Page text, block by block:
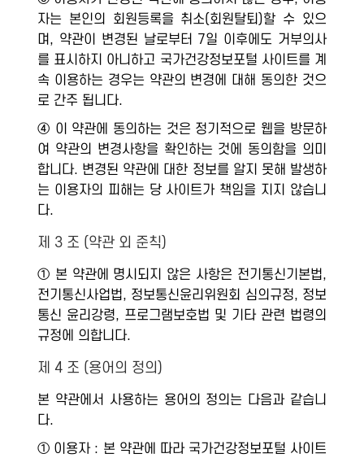
자는 본인의 회원등록을 취소(회원탈퇴)할 수 있으
며, 약관이 변경된 날로부터 7일 이후에도 거부의사
를 표시하지 아니하고 국가건강정보포털 사이트를 계
속 이용하는 경우는 약관의 변경에 대해 동의한 것으
로 간주 됩니다.
④ 이 약관에 동의하는 것은 정기적으로 웹을 방문하
여 약관의 변경사항을 확인하는 것에 동의함을 의미
합니다. 변경된 약관에 대한 정보를 알지 못해 발생하
는 이용자의 피해는 당 사이트가 책임을 지지 않습니
다.
제 3 조 (약관 외 준칙)
① 본 약관에 명시되지 않은 사항은 전기통신기본법,
전기통신사업법, 정보통신윤리위원회 심의규정, 정보
통신 윤리강령, 프로그램보호법 및 기타 관련 법령의
규정에 의합니다.
제 4 조 (용어의 정의)
본 약관에서 사용하는 용어의 정의는 다음과 같습니
다.
① 이용자 : 본 약관에 따라 국가건강정보포털 사이트